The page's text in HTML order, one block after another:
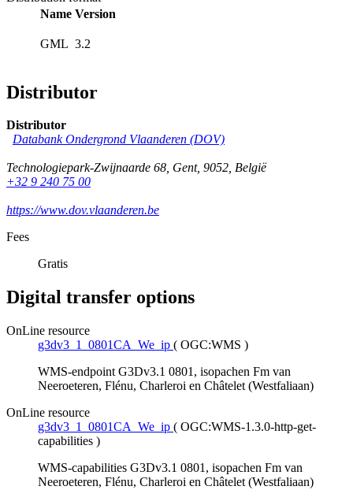
Name Version
GML 3.2
Distributor
Distributor
Databank Ondergrond Vlaanderen (DOV)
Technologiepark-Zwijnaarde 68, Gent, 9052, België
+32 9 240 75 00
https://www.dov.vlaanderen.be
Fees
Gratis
Digital transfer options
OnLine resource
g3dv3_1_0801CA_We_ip ( OGC:WMS )
WMS-endpoint G3Dv3.1 0801, isopachen Fm van
Neeroeteren, Flénu, Charleroi en Châtelet (Westfaliaan)
OnLine resource
g3dv3_1_0801CA_We_ip ( OGC:WMS-1.3.0-http-get-
capabilities )
WMS-capabilities G3Dv3.1 0801, isopachen Fm van
Neeroeteren, Flénu, Charleroi en Châtelet (Westfaliaan)